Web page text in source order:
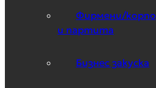
Фирмени/
и партита
Бизнес закуска